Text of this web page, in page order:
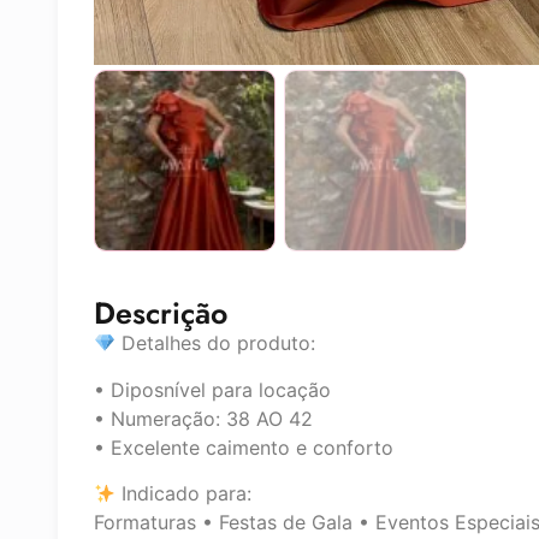
Descrição
Detalhes do produto:
• Diposnível para locação
• Numeração: 38 AO 42
• Excelente caimento e conforto
Indicado para:
Formaturas • Festas de Gala • Eventos Especiais